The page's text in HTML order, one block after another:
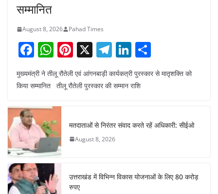
सम्मानित
August 8, 2026 Pahad Times
F
a
c
b
o
o
k
W
h
at
A
p
p
Pi
nt
er
X T
el
e
m
Li
n
k
n
h
ar
मुख्यमंत्री ने तीलू रौतेली एवं आंगनबाड़ी कार्यकत्री पुरस्कार से मातृशक्ति को
किया सम्मानित तीलू रौतेली पुरस्कार की सम्मान राशि
मतदाताओं से निरंतर संवाद करते रहें अधिकारी: सीईओ
August 8, 2026
उत्तराखंड में विभिन्न विकास योजनाओं के लिए 80 करोड़
रुपए